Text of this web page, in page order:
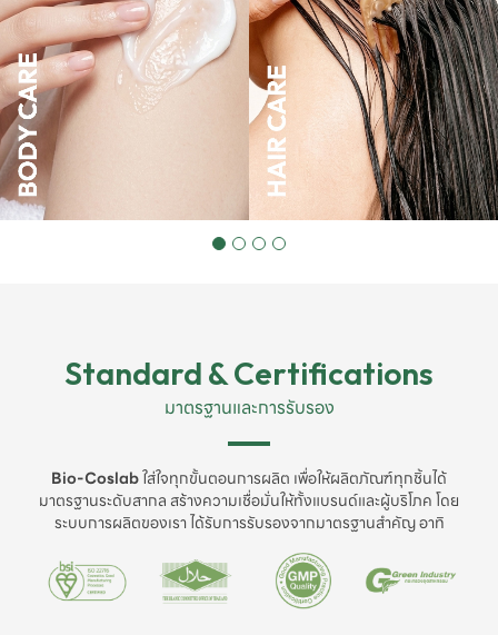
Standard & Certifications
มาตรฐานและการรับรอง
Bio-Coslabใส่ใจทุกขั้นตอนการผลิต เพื่อให้ผลิตภัณฑ์ทุกชิ้นได้
มาตรฐานระดับสากล สร้างความเชื่อมั่นให้ทั้งแบรนด์และผู้บริโภค โดย
ระบบการผลิตของเรา ได้รับการรับรองจากมาตรฐานสำคัญ อาทิ